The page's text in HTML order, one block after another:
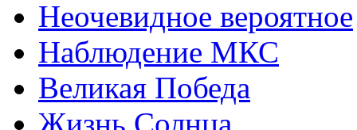
Неочевидное вероятное
Наблюдение МКС
Великая Победа
Жизнь Солнца